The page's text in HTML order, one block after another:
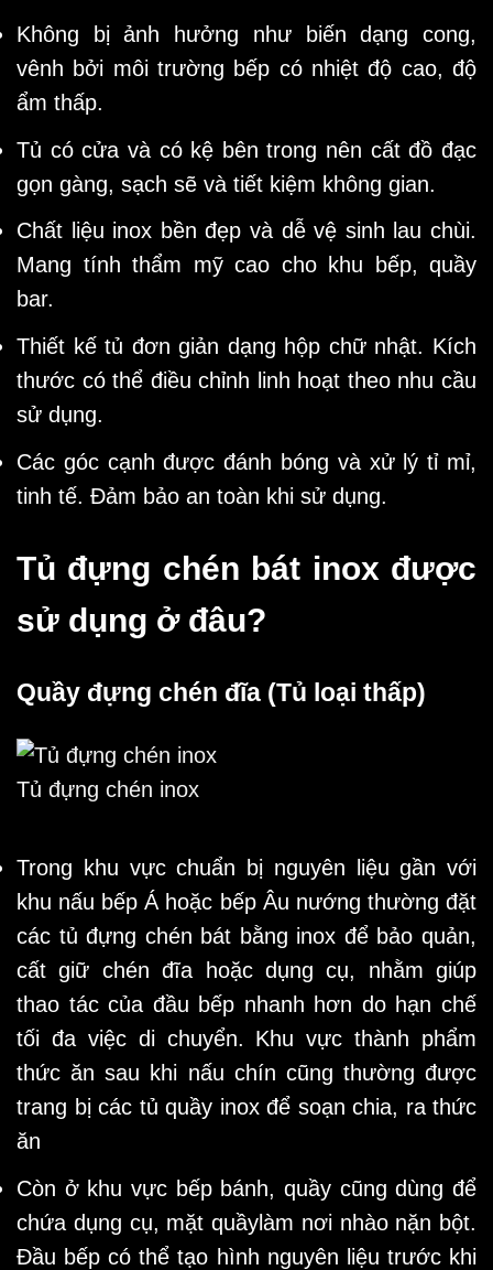
Không bị ảnh hưởng như biến dạng cong,
vênh bởi môi trường bếp có nhiệt độ cao, độ
ẩm thấp.
Tủ có cửa và có kệ bên trong nên cất đồ đạc
gọn gàng, sạch sẽ và tiết kiệm không gian.
Chất liệu inox bền đẹp và dễ vệ sinh lau chùi.
Mang tính thẩm mỹ cao cho khu bếp, quầy
bar.
Thiết kế tủ đơn giản dạng hộp chữ nhật. Kích
thước có thể điều chỉnh linh hoạt theo nhu cầu
sử dụng.
Các góc cạnh được đánh bóng và xử lý tỉ mỉ,
tinh tế. Đảm bảo an toàn khi sử dụng.
Tủ đựng chén bát inox được
sử dụng ở đâu?
Quầy đựng chén đĩa (Tủ loại thấp)
Tủ đựng chén inox
Trong khu vực chuẩn bị nguyên liệu gần với
khu nấu bếp Á hoặc bếp Âu nướng thường đặt
các tủ đựng chén bát bằng inox để bảo quản,
cất giữ chén đĩa hoặc dụng cụ, nhằm giúp
thao tác của đầu bếp nhanh hơn do hạn chế
tối đa việc di chuyển. Khu vực thành phẩm
thức ăn sau khi nấu chín cũng thường được
trang bị các tủ quầy inox để soạn chia, ra thức
ăn
Còn ở khu vực bếp bánh, quầy cũng dùng để
chứa dụng cụ, mặt quầylàm nơi nhào nặn bột.
Đầu bếp có thể tạo hình nguyên liệu trước khi